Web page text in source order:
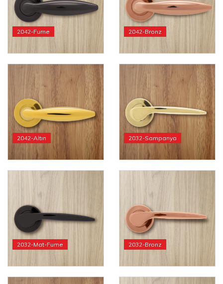
2042-Fume 2042-Bronz
2042-Altın 2032-Sampanya
2032-Mat-Fume 2032-Bronz